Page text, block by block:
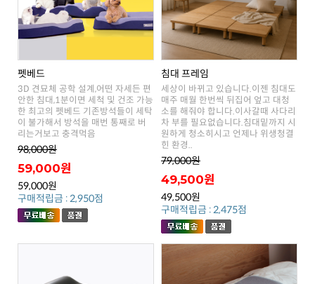
펫베드
리는거보고 충격먹음
98,000원
59,000원
59,000원
구매적립금 : 2,950점
침대 프레임
힌 환경..
79,000원
49,500원
49,500원
구매적립금 : 2,475점